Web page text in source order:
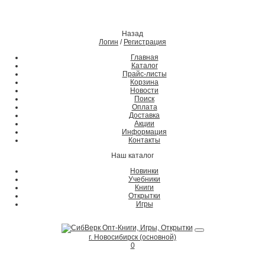
Назад
Логин / Регистрация
Главная
Каталог
Прайс-листы
Корзина
Новости
Поиск
Оплата
Доставка
Акции
Информация
Контакты
Наш каталог
Новинки
Учебники
Книги
Открытки
Игры
г. Новосибирск (основной)
0